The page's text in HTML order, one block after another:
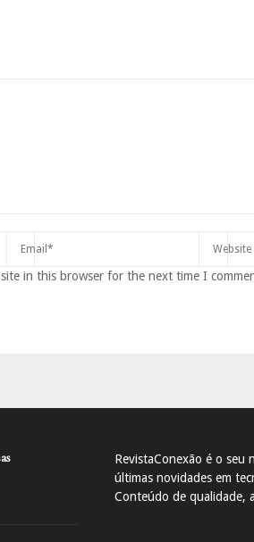
in this browser for the next time I
RevistaConexão é o seu
últimas novidades em
Conteúdo de qualidade,